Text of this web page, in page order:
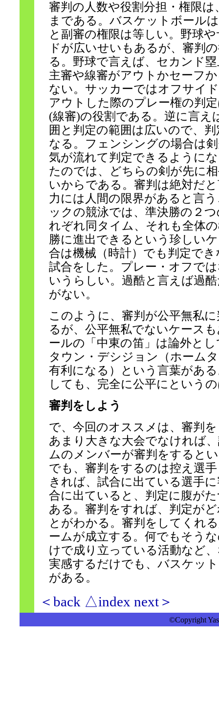
審判の人数や役割分担・権限
まである。バスケットボール
と副審の権限は等しい。野球
ドが広いせいもあるが、審判
る。野球で言えば、セカンド
主審や線審がアウトかセーフ
ない。サッカーではオフサイ
アウトした際のプレー権の判
(線審)の役割である。逆に言え
囲と判定の範囲は広いので、
なる。フェンシングの場合は
気が流れて判定できるように
たのでは、どちらの剣が先に
いからである。審判は絶対だ
力には人間の限界があると言
ックの競泳では、準決勝の２
れぞれ同タイム、それも全体
勝に進出できるという珍しい
合は機械（時計）でも判定で
試合をした。プレー・オフで
いうらしい。過酷と言えば過
がない。
このように、審判が公平無私
るが、公平無私でないケース
ールの「中東の笛」は論外と
タウン・デシジョン（ホーム
有利になる）という言葉があ
しても、完全に公平にという
審判をしよう
で、今回のオススメは、審判
あまり大きな大会でなければ
ムのメンバーが審判をすると
でも、審判をするのは控え選
きれば、試合に出ている選手
合に出ていると、判定に腹が
ある。審判をすれば、判定が
とがわかる。審判をしてくれ
ームが成立する。何でもそう
けで成り立っている活動など
実感するだけでも、バスケッ
がある。
＜back △index next＞
©Copyright